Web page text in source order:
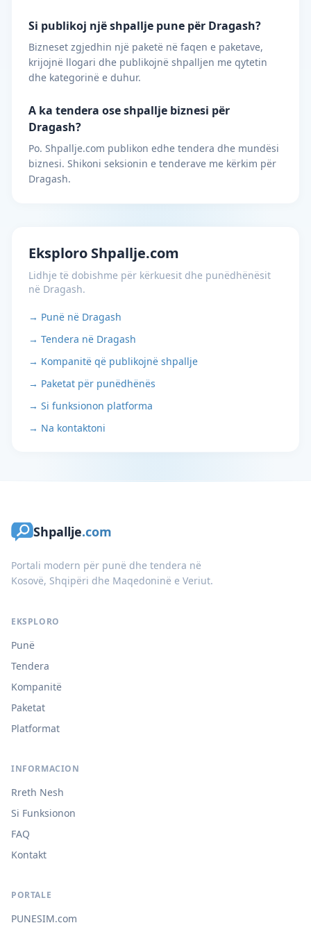
Si publikoj një shpallje pune për Dragash?
Bizneset zgjedhin një paketë në faqen e paketave,
krijojnë llogari dhe publikojnë shpalljen me qytetin
dhe kategorinë e duhur.
A ka tendera ose shpallje biznesi për
Dragash?
Po. Shpallje.com publikon edhe tendera dhe mundësi
biznesi. Shikoni seksionin e tenderave me kërkim për
Dragash.
Eksploro Shpallje.com
Lidhje të dobishme për kërkuesit dhe punëdhënësit
në Dragash.
→ Punë në Dragash
→ Tendera në Dragash
→ Kompanitë që publikojnë shpallje
→ Paketat për punëdhënës
→ Si funksionon platforma
→ Na kontaktoni
Shpallje.com
Portali modern për punë dhe tendera në
Kosovë, Shqipëri dhe Maqedoninë e Veriut.
EKSPLORO
Punë
Tendera
Kompanitë
Paketat
Platformat
INFORMACION
Rreth Nesh
Si Funksionon
FAQ
Kontakt
PORTALE
PUNESIM.com